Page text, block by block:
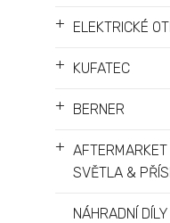
+ ELEKTRICKÉ
+ KUFATEC
+ BERNER
+
SVĚTLA &
NÁHRADNÍ